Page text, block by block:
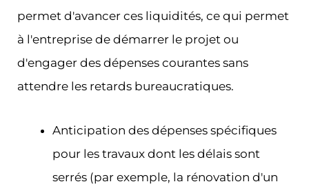
permet d'avancer ces liquidités, ce qui permet
à l'entreprise de démarrer le projet ou
d'engager des dépenses courantes sans
attendre les retards bureaucratiques.
Anticipation des dépenses spécifiques
pour les travaux dont les délais sont
serrés (par exemple, la rénovation d'un